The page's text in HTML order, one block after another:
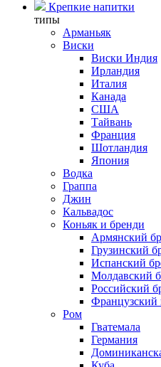
Крепкие напитки
типы
Арманьяк
Виски
Виски Индия
Ирландия
Италия
Канада
США
Тайвань
Франция
Шотландия
Япония
Водка
Граппа
Джин
Кальвадос
Коньяк и бренди
Армянский
Грузинский
Испанский
Молдавский
Российский
Французский
Ром
Гватемала
Германия